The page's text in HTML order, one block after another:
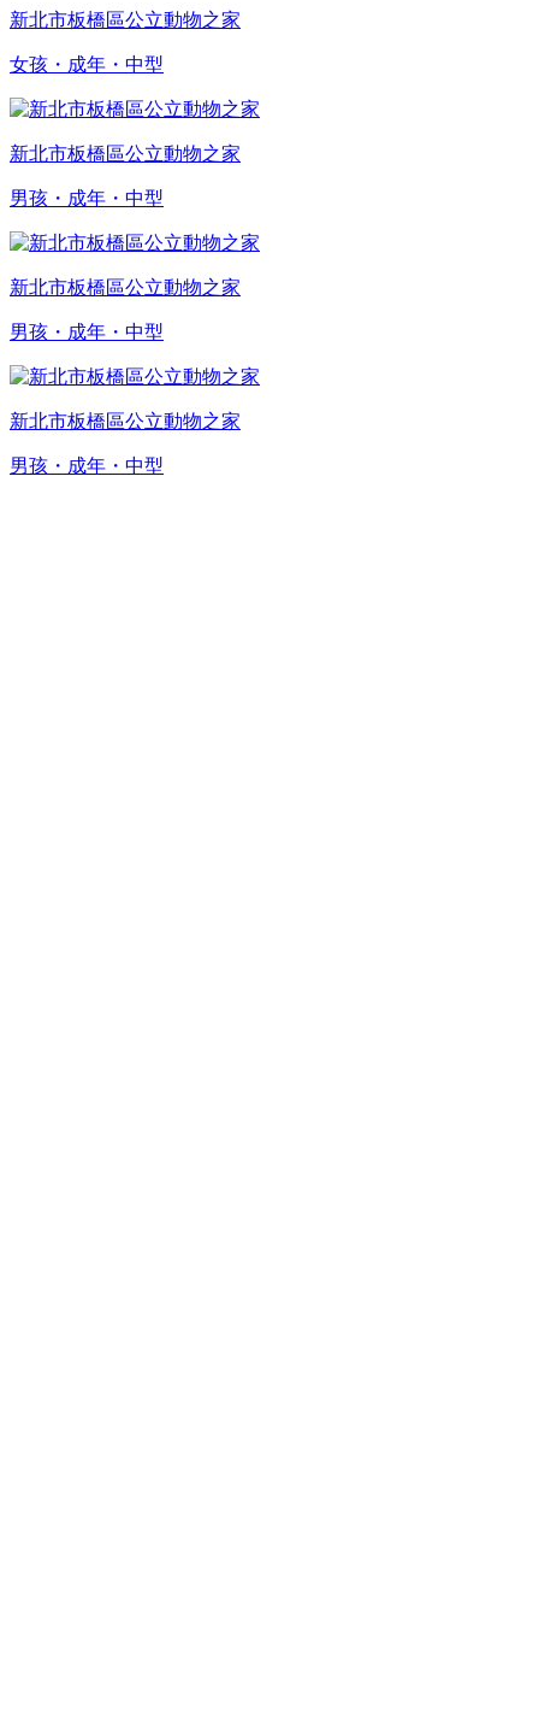
新北市板橋區公立動物之家
女孩・成年・中型
新北市板橋區公立動物之家
男孩・成年・中型
新北市板橋區公立動物之家
男孩・成年・中型
新北市板橋區公立動物之家
男孩・成年・中型